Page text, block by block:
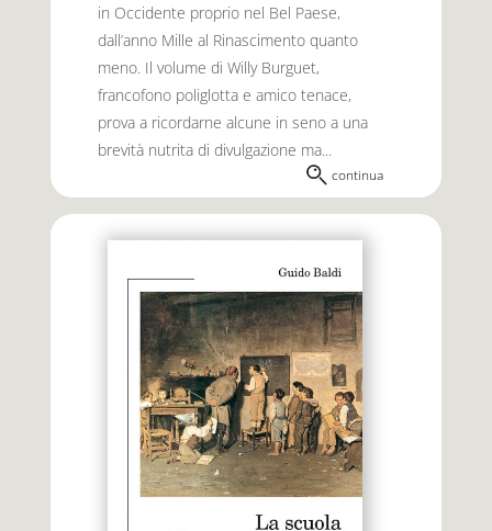
in Occidente proprio nel Bel Paese,
dall’anno Mille al Rinascimento quanto
meno. Il volume di Willy Burguet,
francofono poliglotta e amico tenace,
prova a ricordarne alcune in seno a una
brevità nutrita di divulgazione ma...
continua